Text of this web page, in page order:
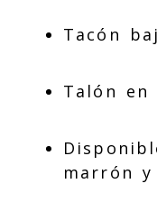
Tacón
Talón
marrón